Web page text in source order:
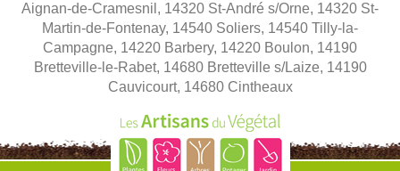
Aignan-de-Cramesnil, 14320 St-André s/Orne, 14320 St-
Martin-de-Fontenay, 14540 Soliers, 14540 Tilly-la-
Campagne, 14220 Barbery, 14220 Boulon, 14190
Bretteville-le-Rabet, 14680 Bretteville s/Laize, 14190
Cauvicourt, 14680 Cintheaux